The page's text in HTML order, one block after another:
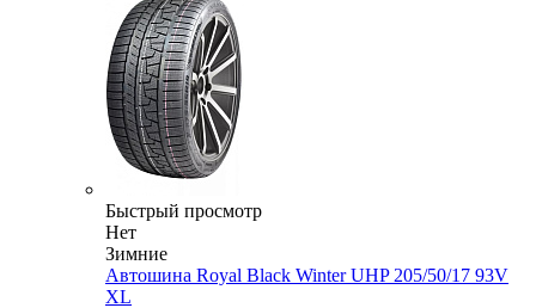
Быстрый просмотр
Нет
Зимние
Автошина Royal Black Winter UHP 205/50/17 93V
XL